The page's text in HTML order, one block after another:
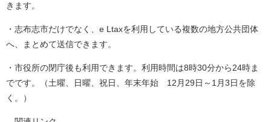
きます。
・志布志市だけでなく、e Ltaxを利用している複数の地方公共団体
へ、まとめて送信できます。
・市役所の閉庁後も利用できます。利用時間は8時30分から24時ま
でです。（土曜、日曜、祝日、年末年始 12月29日～1月3日を除
く。）